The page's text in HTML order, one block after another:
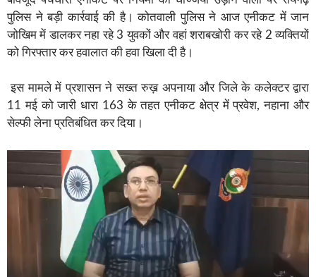
पुलिस ने बड़ी कार्रवाई की है। कोतवाली पुलिस ने आज एनीकट में जान
जोखिम में डालकर नहा रहे 3 युवकों और वहां शराबखोरी कर रहे 2 व्यक्तियों
को गिरफ्तार कर हवालात की हवा खिला दी है।
इस मामले में प्रशासन ने सख्त रुख़ अपनाया और जिले के कलेक्टर द्वारा
11 मई को जारी धारा 163 के तहत एनीकट क्षेत्र में प्रवेश, नहाना और
सेल्फी लेना प्रतिबंधित कर दिया।